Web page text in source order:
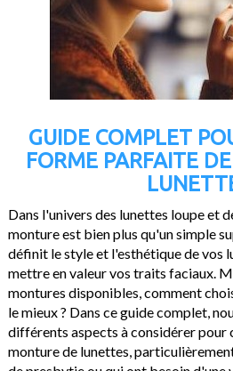
GUIDE COMPLET
FORME PARFAITE
Dans l'univers des lunettes loupe et
monture est bien plus qu'un simple
définit le style et l'esthétique de vos
mettre en valeur vos traits faciaux.
montures disponibles, comment
le mieux ? Dans ce guide complet,
différents aspects à considérer pour
monture de lunettes,